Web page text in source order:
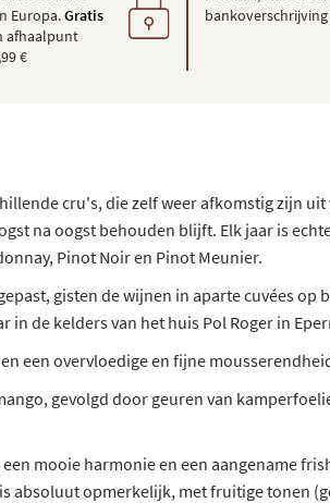
Europa.Gratis
afhaalpunt
€
bankoverschrijving
cru's, die zelf weer afkomstig zijn
na oogst behouden blijft. Elk jaar is
Pinot Noir en Pinot Meunier.
gisten de wijnen in aparte cuvées op
de kelders van het huis Pol Roger in
een overvloedige en fijne
gevolgd door geuren van
mooie harmonie en een aangename
absoluut opmerkelijk, met fruitige tonen